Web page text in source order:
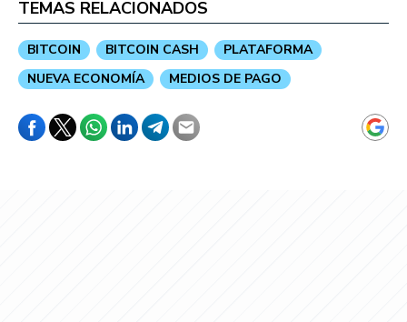
TEMAS RELACIONADOS
BITCOIN BITCOIN CASH
PLATAFORMA
NUEVA ECONOMÍA
MEDIOS DE PAGO